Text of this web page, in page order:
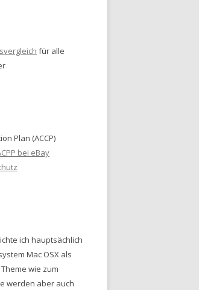
für alle
Plan (ACCP)
bei eBay
ich hauptsächlich
Mac OSX als
wie zum
werden aber auch